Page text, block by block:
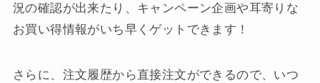
況の確認が出来たり、キャンペーン企画や耳寄りな
お買い得情報がいち早くゲットできます！
さらに、注文履歴から直接注文ができるので、いつ